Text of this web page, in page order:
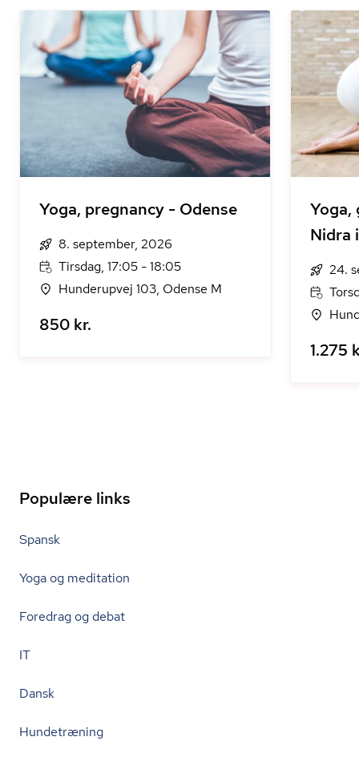
Yoga, pregnancy - Odense
8. september, 2026
Tirsdag, 17:05 - 18:05
Hunderupvej 103, Odense M
850 kr.
Yoga,
Nidra
24.
1.275
Populære links
Spansk
Yoga og meditation
Foredrag og debat
IT
Dansk
Hundetræning